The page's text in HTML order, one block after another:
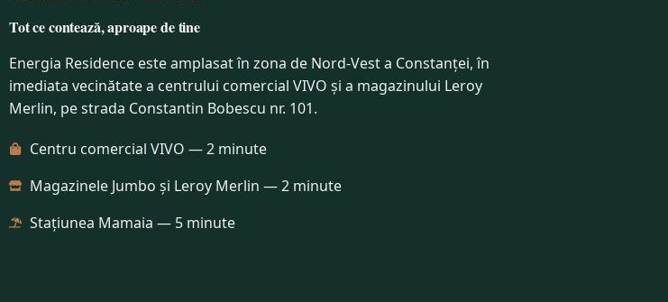
Tot ce contează, aproape de tine
Energia Residence este amplasat în zona de Nord-Vest a Constanței, în
imediata vecinătate a centrului comercial VIVO și a magazinului Leroy
Merlin, pe strada Constantin Bobescu nr. 101.
Centru comercial VIVO — 2 minute
Magazinele Jumbo și Leroy Merlin — 2 minute
Stațiunea Mamaia — 5 minute